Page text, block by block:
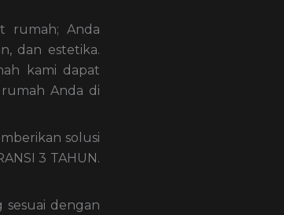
rumah; Anda
dan estetika.
kami dapat
Anda di
solusi
3 TAHUN.
dengan